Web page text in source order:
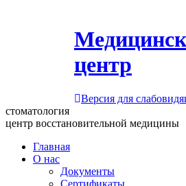
центр
Версия для
стоматология
центр восстановительной медицины
Главная
О нас
Документы
Сертификаты